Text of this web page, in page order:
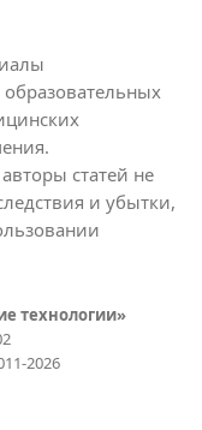
статей не
и убытки,
технологии»
2026